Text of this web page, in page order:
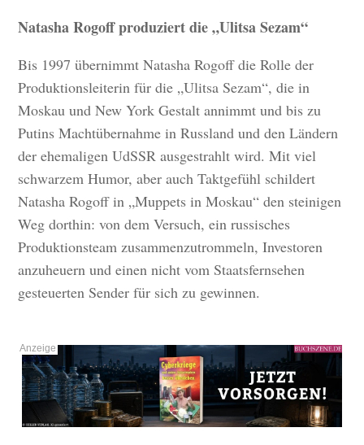
Natasha Rogoff produziert die „Ulitsa Sezam“
Bis 1997 übernimmt Natasha Rogoff die Rolle der
Produktionsleiterin für die „Ulitsa Sezam“, die in
Moskau und New York Gestalt annimmt und bis zu
Putins Machtübernahme in Russland und den Ländern
der ehemaligen UdSSR ausgestrahlt wird. Mit viel
schwarzem Humor, aber auch Taktgefühl schildert
Natasha Rogoff in „Muppets in Moskau“ den steinigen
Weg dorthin: von dem Versuch, ein russisches
Produktionsteam zusammenzutrommeln, Investoren
anzuheuern und einen nicht vom Staatsfernsehen
gesteuerten Sender für sich zu gewinnen.